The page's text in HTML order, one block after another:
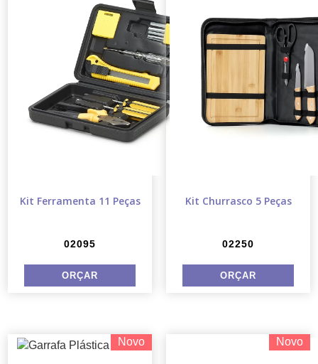
Kit Ferramenta 11 Peças
02095
Kit Churrasco 5 Peças
02250
Novo Novo